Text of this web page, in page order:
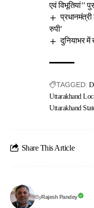
एवं विभूतियां’’
रुपी’
दुनियाभर में
TAGGED:
Uttarakhand
Uttarakhand
Share This Article
ByRajesh Pandey